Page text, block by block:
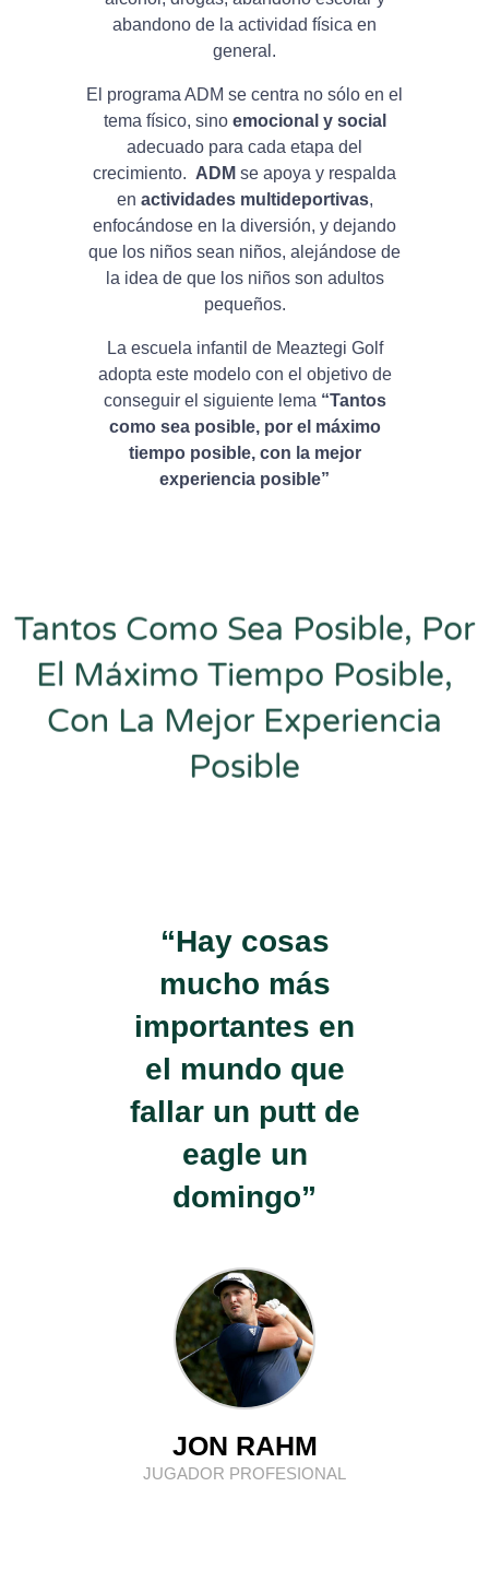
abandono de la actividad física en
general.
El programa ADM se centra no sólo en el
tema físico, sino emocional y social
adecuado para cada etapa del
crecimiento. ADM se apoya y respalda
en actividades multideportivas,
enfocándose en la diversión, y dejando
que los niños sean niños, alejándose de
la idea de que los niños son adultos
pequeños.
La escuela infantil de Meaztegi Golf
adopta este modelo con el objetivo de
conseguir el siguiente lema “Tantos
como sea posible, por el máximo
tiempo posible, con la mejor
experiencia posible”
Tantos Como Sea Posible, Por
El Máximo Tiempo Posible,
Con La Mejor Experiencia
Posible
“Hay cosas
mucho más
importantes en
el mundo que
fallar un putt de
eagle un
domingo”
JON RAHM
JUGADOR PROFESIONAL